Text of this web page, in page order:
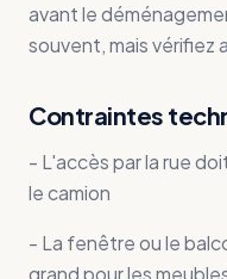
avant le
souvent, mais vérifiez
Contraintes
- L'accès par la rue
le camion
- La fenêtre ou le
grand pour les